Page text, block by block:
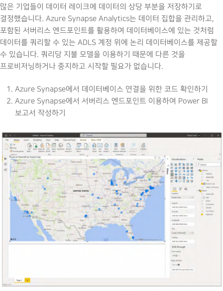
많은 기업들이 데이터 레이크에 데이터의 상당 부분을 저장하기로
결정했습니다. Azure Synapse Analytics는 데이터 집합을 관리하고,
포함된 서버리스 엔드포인트를 활용하여 데이터베이스에 있는 것처럼
데이터를 쿼리할 수 있는 ADLS 계정 위에 논리 데이터베이스를 제공할
수 있습니다. 쿼리당 지불 모델을 이용하기 때문에 다른 것을
프로비저닝하거나 중지하고 시작할 필요가 없습니다.
Azure Synapse에서 데이터베이스 연결을 위한 코드 확인하기
Azure Synapse에서 서버리스 엔드포인트 이용하여 Power BI
보고서 작성하기